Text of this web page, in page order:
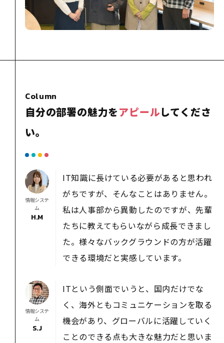
Column
自分の部署の魅力をアピールしてくださ
い。
情報システ
ム
H.M
IT知識に長けている必要があると思われ
がちですが、そんなことはありません。
私は人事部から異動したのですが、先輩
たちに教えてもらいながら成長できまし
た。様々なバックグラウンドの方が活躍
できる環境だと実感しています。
情報システ
ム
S.J
ITという側面でいうと、国内だけでな
く、海外ともコミュニケーションを取る
機会があり、グローバルに活躍していく
ことのできる点も大きな魅力だと思いま